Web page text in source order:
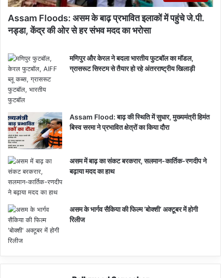
Assam Floods: असम के बाढ़ प्रभावित इलाकों में पहुंचे जे.पी.
नड्डा, केंद्र की ओर से हर संभव मदद का भरोसा
मणिपुर और केरल ने बदला भारतीय फुटबॉल का मॉडल,
ग्रासरूट सिस्टम से तैयार हो रहे अंतरराष्ट्रीय खिलाड़ी
Assam Flood: बाढ़ की स्थिति में सुधार, मुख्यमंत्री हिमंत
बिस्व सरमा ने प्रभावित क्षेत्रों का किया दौरा
असम में बाढ़ का संकट बरकरार, सलमान-कार्तिक-रणदीप ने
बढ़ाया मदद का हाथ
असम के भार्गव सैकिया की फिल्म ‘बोक्शी’ अक्टूबर में होगी
रिलीज